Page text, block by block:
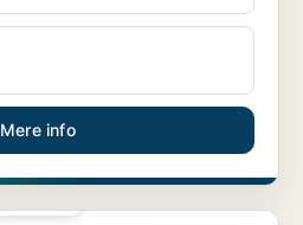
Mere info